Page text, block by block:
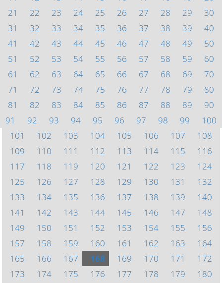
21
22 23 24 25 26 27 28 29
30
31
32 33 34 35 36 37 38 39
40
41
42 43 44 45 46 47 48 49
50
51
52 53 54 55 56 57 58 59
60
61
62 63 64 65 66 67 68 69
70
71
72 73 74 75 76 77 78 79
80
81
82 83 84 85 86 87 88 89
90
91
92 93 94 95 96 97 98 99
100
101
102 103 104 105 106 107
108
109
110 111 112 113 114 115
116
117
118 119 120 121 122 123
124
125
126 127 128 129 130 131
132
133
134 135 136 137 138 139
140
141
142 143 144 145 146 147
148
149
150 151 152 153 154 155
156
157
158 159 160 161 162 163
164
165
166 167 168 169 170 171
172
173
174 175 176 177 178 179
180